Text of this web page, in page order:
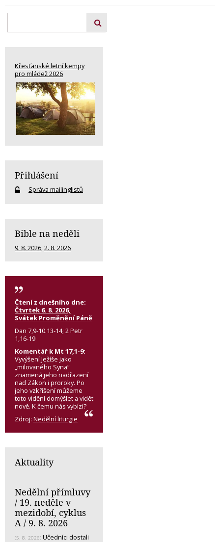
Křesťanské letní kempy
pro mládež 2026
Přihlášení
Správa mailinglistů
Bible na neděli
9. 8. 2026,2. 8. 2026
Čtení z dnešního dne:
Čtvrtek 6. 8. 2026,
Svátek Proměnění Páně
Dan 7,9-10.13-14; 2 Petr
1,16-19
Komentář k Mt 17,1-9:
Vyvýšení Ježíše jako
„milovaného Syna“
znamená jeho nadřazení
nad Zákon i proroky. Po
jeho vzkříšení můžeme
toto vidění domýšlet a vidět
nově. K čemu nás vybízí?
Zdroj: Nedělní liturgie
Aktuality
Nedělní přímluvy
/ 19. neděle v
mezidobí, cyklus
A / 9. 8. 2026
(5. 8. 2026) Učedníci dostali